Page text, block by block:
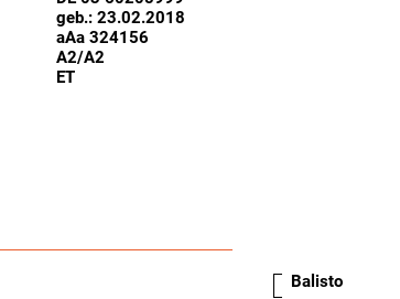
geb.: 23.02.2018
aAa 324156
A2/A2
ET
Balisto